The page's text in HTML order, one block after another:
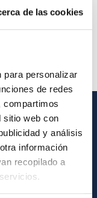
de las cookies
para personalizar
de redes
compartimos
sitio web con
y análisis
información
recopilado a